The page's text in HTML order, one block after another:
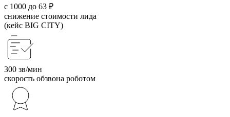
с 1000 до 63 ₽
снижение стоимости лида
(кейс BIG CITY)
300 зв/мин
скорость обзвона роботом